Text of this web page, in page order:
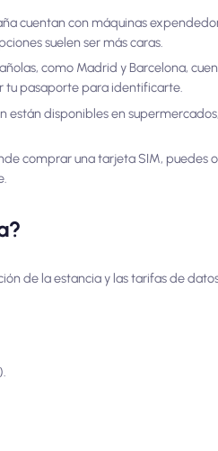
cuentan con máquinas
suelen ser más caras.
como Madrid y Barcelona,
tu pasaporte para identificarte.
disponibles en
comprar una tarjeta SIM, puedes
de la estancia y las tarifas de